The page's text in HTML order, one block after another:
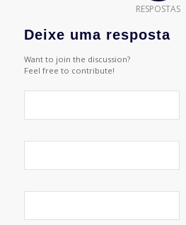
RESPOSTAS
Deixe uma resposta
Want to join the discussion?
Feel free to contribute!